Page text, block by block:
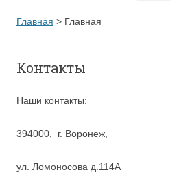
Главная > Главная
Контакты
Наши контакты:
394000, г. Воронеж,
ул. Ломоносова д.114А